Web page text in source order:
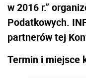
w 2016 r.”
Podatkowych.
partnerów tej
Termin i miejsce